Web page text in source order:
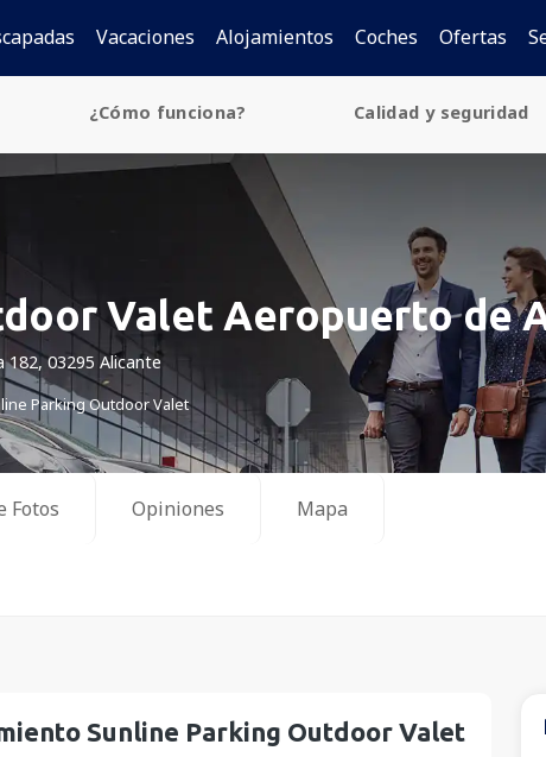
Vacaciones Alojamientos Coches Ofertas
¿Cómo funciona? Calidad y seguridad
Valet Aeropuerto de
03295 Alicante
Parking Outdoor Valet
Fotos Opiniones Mapa
Sunline Parking Outdoor Valet